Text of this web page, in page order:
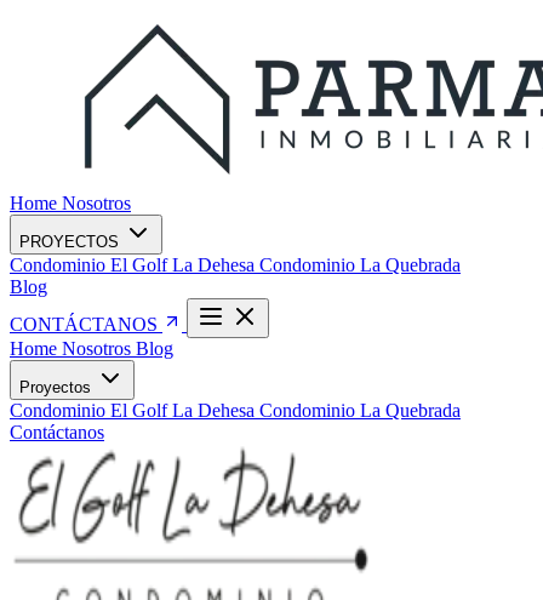
Home Nosotros
PROYECTOS
Condominio El Golf La Dehesa Condominio La Quebrada
Blog
CONTÁCTANOS
Home Nosotros Blog
Proyectos
Condominio El Golf La Dehesa Condominio La Quebrada
Contáctanos